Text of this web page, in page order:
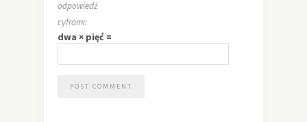
odpowiedź
cyframi:
dwa × pięć =